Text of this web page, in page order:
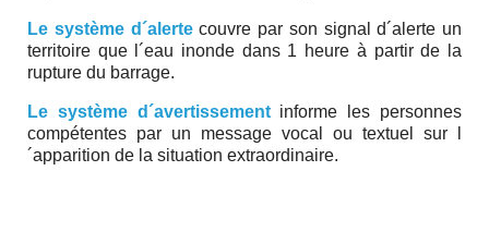
Le système d´alerte couvre par son signal d´alerte un
territoire que l´eau inonde dans 1 heure à partir de la
rupture du barrage.
Le système d´avertissementinforme les personnes
compétentes par un message vocal ou textuel sur l
´apparition de la situation extraordinaire.